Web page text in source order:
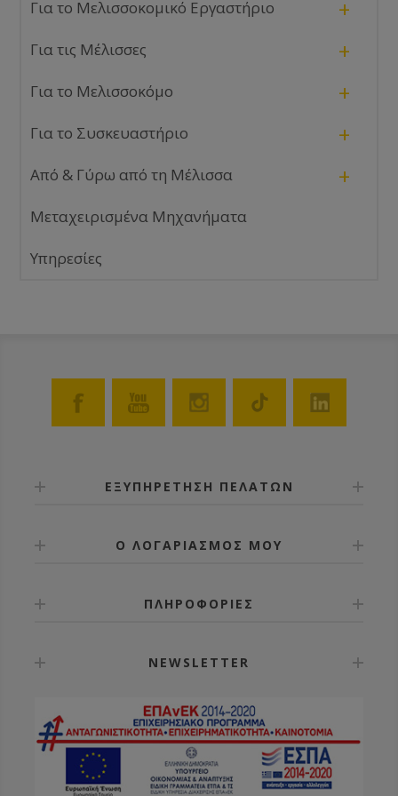
Για το Μελισσοκομικό Εργαστήριο +
Για τις Μέλισσες +
Για το Μελισσοκόμο +
Για το Συσκευαστήριο +
Από & Γύρω από τη Μέλισσα +
Μεταχειρισμένα Μηχανήματα
Υπηρεσίες
ΕΞΥΠΗΡΕΤΗΣΗ ΠΕΛΑΤΩΝ
Ο ΛΟΓΑΡΙΑΣΜΟΣ ΜΟΥ
ΠΛΗΡΟΦΟΡΙΕΣ
NEWSLETTER